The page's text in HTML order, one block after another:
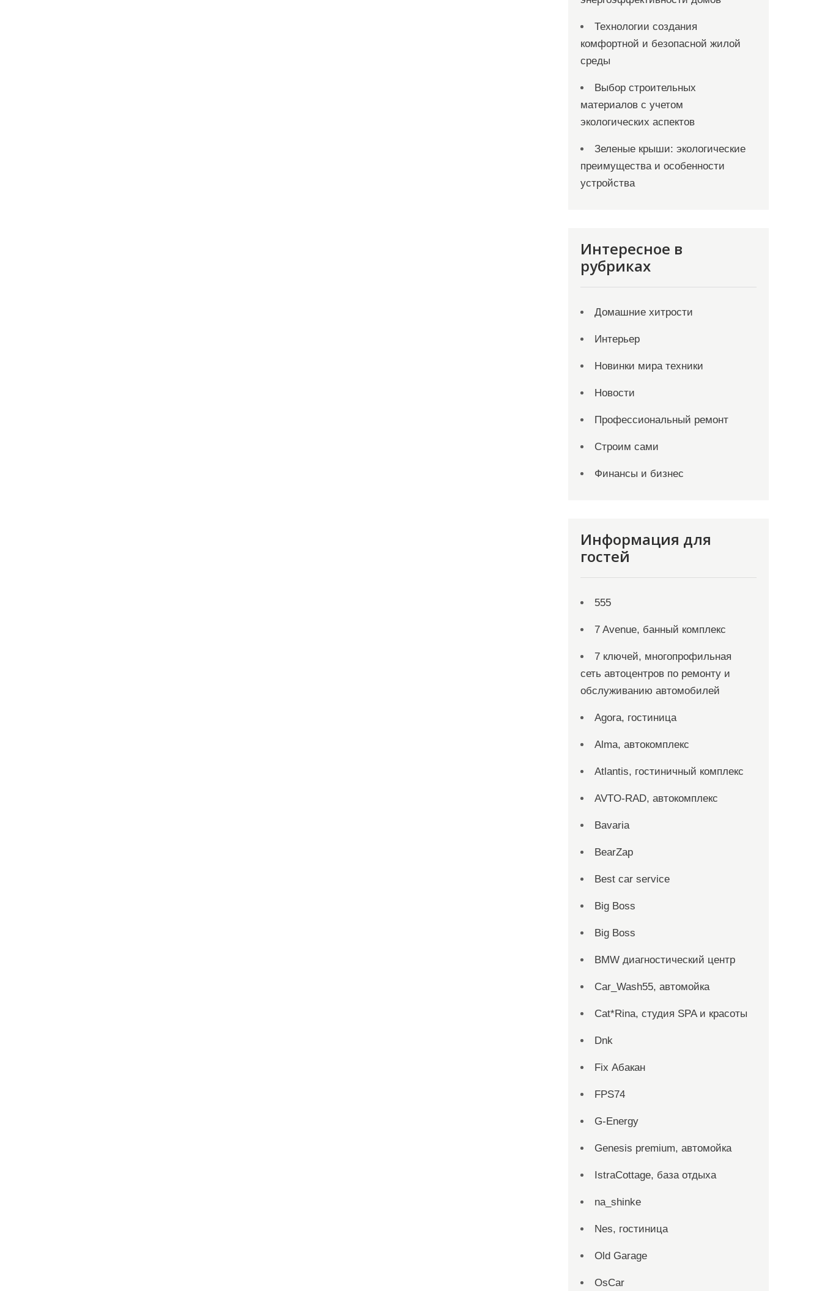
Технологии создания
комфортной и безопасной жилой
среды
Выбор строительных
материалов с учетом
экологических аспектов
Зеленые крыши: экологические
преимущества и особенности
устройства
Интересное в
рубриках
Домашние хитрости
Интерьер
Новинки мира техники
Новости
Профессиональный ремонт
Строим сами
Финансы и бизнес
Информация для
гостей
555
7 Avenue, банный комплекс
7 ключей, многопрофильная
сеть автоцентров по ремонту и
обслуживанию автомобилей
Agora, гостиница
Alma, автокомплекс
Atlantis, гостиничный комплекс
AVTO-RAD, автокомплекс
Bavaria
BearZap
Best car service
Big Boss
Big Boss
BMW диагностический центр
Car_Wash55, автомойка
Cat*Rina, студия SPA и красоты
Dnk
Fix Абакан
FPS74
G-Energy
Genesis premium, автомойка
IstraCottage, база отдыха
na_shinke
Nes, гостиница
Old Garage
OsCar